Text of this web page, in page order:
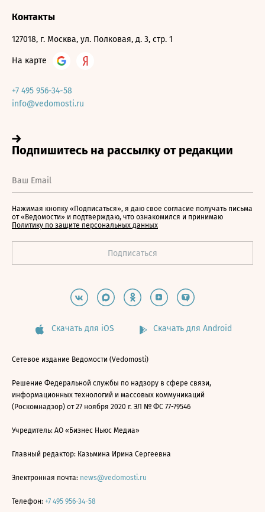
Контакты
127018, г. Москва, ул. Полковая, д. 3, стр. 1
На карте
+7 495 956-34-58
info@vedomosti.ru
Нажимая кнопку «Подписаться», я даю свое согласие получать письма
от «Ведомости» и подтверждаю, что ознакомился и принимаю
Политику по защите персональных данных
Скачать для iOS Скачать для Android
Сетевое издание Ведомости (Vedomosti)
Решение Федеральной службы по надзору в сфере связи,
информационных технологий и массовых коммуникаций
(Роскомнадзор) от 27 ноября 2020 г. ЭЛ № ФС 77-79546
Учредитель: АО «Бизнес Ньюс Медиа»
Главный редактор: Казьмина Ирина Сергеевна
Электронная почта: news@vedomosti.ru
Телефон: +7 495 956-34-58